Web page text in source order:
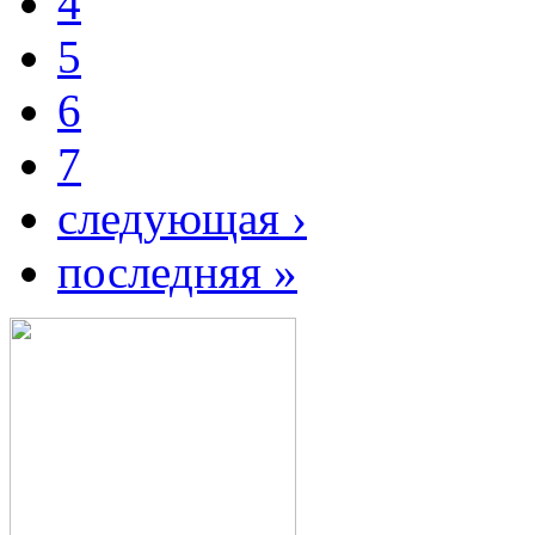
5
6
7
следующая ›
последняя »